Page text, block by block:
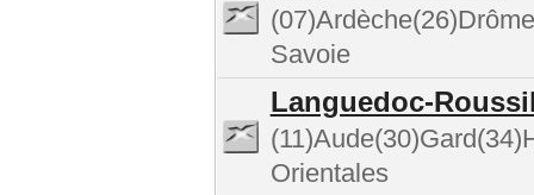
Savoie
Languedoc-
Orientales